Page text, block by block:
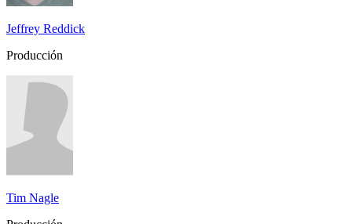
Jeffrey Reddick
Producción
Tim Nagle